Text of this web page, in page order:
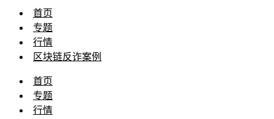
首页
专题
行情
区块链反诈案例
首页
专题
行情